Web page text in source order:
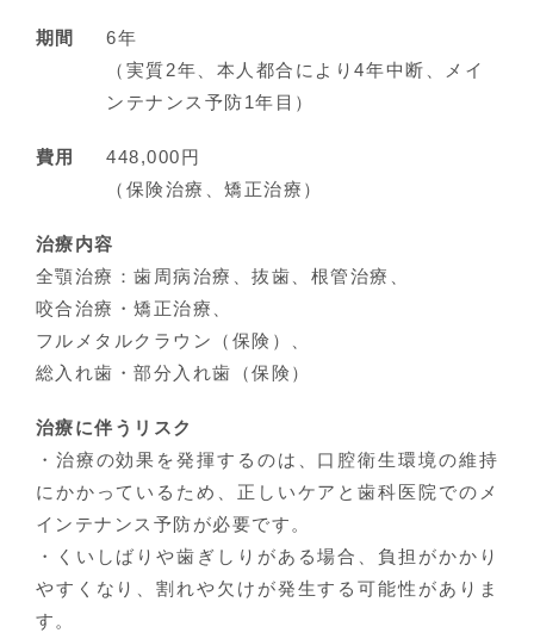
期間
6年
（実質2年、本人都合により4年中断、メイ
ンテナンス予防1年目）
費用
448,000円
（保険治療、矯正治療）
治療内容
全顎治療：歯周病治療、抜歯、根管治療、
咬合治療・矯正治療、
フルメタルクラウン（保険）、
総入れ歯・部分入れ歯（保険）
治療に伴うリスク
・治療の効果を発揮するのは、口腔衛生環境の維持
にかかっているため、正しいケアと歯科医院でのメ
インテナンス予防が必要です。
・くいしばりや歯ぎしりがある場合、負担がかかり
やすくなり、割れや欠けが発生する可能性がありま
す。